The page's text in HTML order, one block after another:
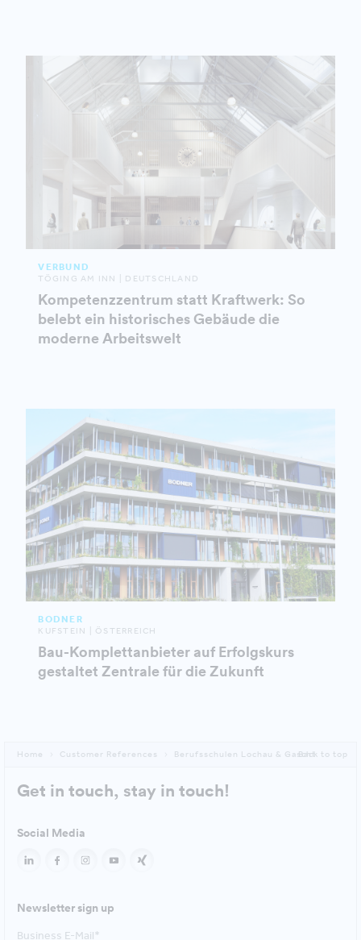
VERBUND
TÖGING AM INN | DEUTSCHLAND
Kompetenzzentrum statt Kraftwerk: So
belebt ein historisches Gebäude die
moderne Arbeitswelt
BODNER
KUFSTEIN | ÖSTERREICH
Bau-Komplettanbieter auf Erfolgskurs
gestaltet Zentrale für die Zukunft
Home Customer References Berufsschulen Lochau & GaschtBack to top
Get in touch, stay in touch!
Social Media
Newsletter sign up